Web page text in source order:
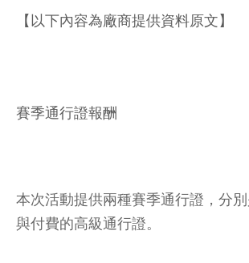
【以下內容為廠商提供資料原文】
賽季通行證報酬
本次活動提供兩種賽季通行證，分
與付費的高級通行證。